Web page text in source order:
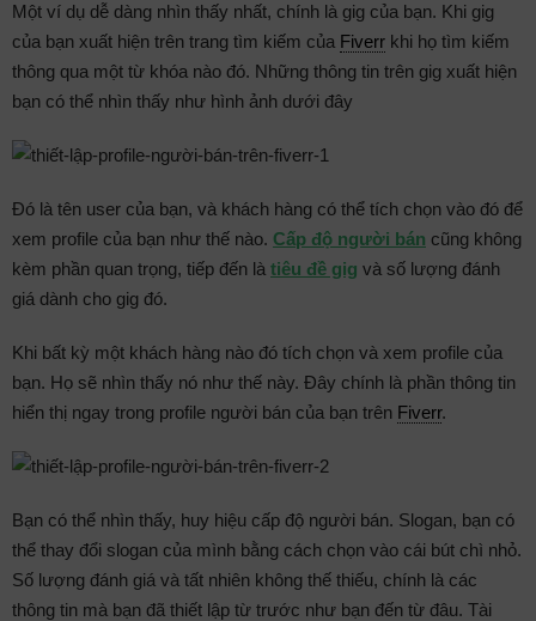
Một ví dụ dễ dàng nhìn thấy nhất, chính là gig của bạn. Khi gig
của bạn xuất hiện trên trang tìm kiếm của Fiverr khi họ tìm kiếm
thông qua một từ khóa nào đó. Những thông tin trên gig xuất hiện
bạn có thể nhìn thấy như hình ảnh dưới đây
Đó là tên user của bạn, và khách hàng có thể tích chọn vào đó để
xem profile của bạn như thế nào. Cấp độ người bán cũng không
kèm phần quan trọng, tiếp đến là tiêu đề gig và số lượng đánh
giá dành cho gig đó.
Khi bất kỳ một khách hàng nào đó tích chọn và xem profile của
bạn. Họ sẽ nhìn thấy nó như thế này. Đây chính là phần thông tin
hiển thị ngay trong profile người bán của bạn trên Fiverr.
Bạn có thể nhìn thấy, huy hiệu cấp độ người bán. Slogan, bạn có
thể thay đổi slogan của mình bằng cách chọn vào cái bút chì nhỏ.
Số lượng đánh giá và tất nhiên không thế thiếu, chính là các
thông tin mà bạn đã thiết lập từ trước như bạn đến từ đâu. Tài